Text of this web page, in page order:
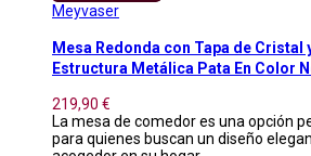
Meyvaser
Mesa Redonda con Tapa de Cristal
Estructura Metálica Pata En Color
219,90 €
La mesa de comedor es una opción
para quienes buscan un diseño